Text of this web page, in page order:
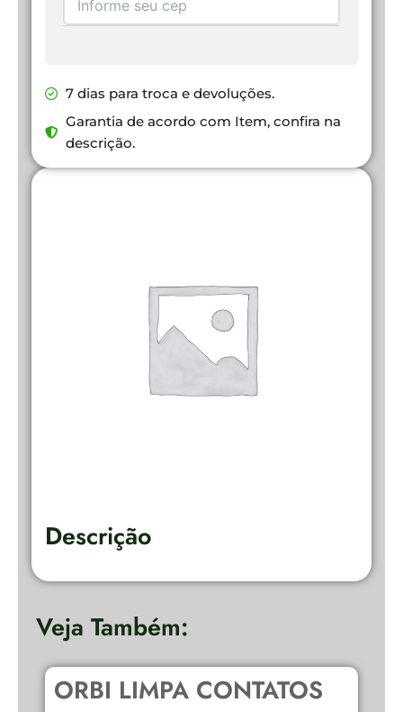
Descrição
7 dias para troca e devoluções.
Garantia de acordo com Item, confira na
descrição.
Veja Também:
ORBI LIMPA CONTATOS